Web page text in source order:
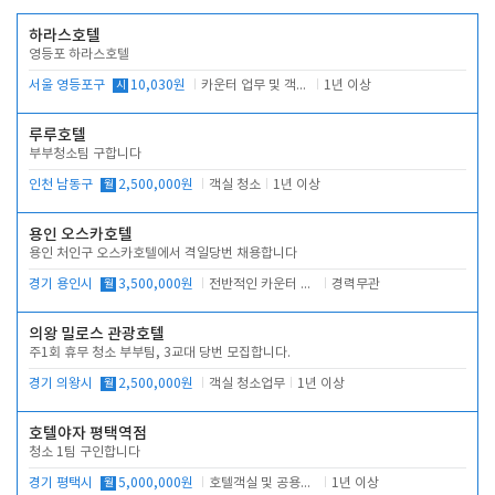
하라스호텔
영등포 하라스호텔
서울 영등포구 시 10,030원 카운터 업무 및 객실관리(청소상태 확인, 객실판매) 1년 이상
루루호텔
부부청소팀 구합니다
인천 남동구 월 2,500,000원 객실 청소 1년 이상
용인 오스카호텔
용인 처인구 오스카호텔에서 격일당번 채용합니다
경기 용인시 월 3,500,000원 전반적인 카운터 업무 경력무관
의왕 밀로스 관광호텔
주1회 휴무 청소 부부팀, 3교대 당번 모집합니다.
경기 의왕시 월 2,500,000원 객실 청소업무 1년 이상
호텔야자 평택역점
청소 1팀 구인합니다
경기 평택시 월 5,000,000원 호텔객실 및 공용시설 청소 관리 1년 이상